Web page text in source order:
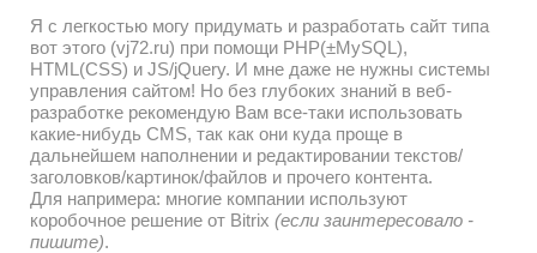
Я с легкостью могу придумать и разработать сайт типа
вот этого (vj72.ru) при помощи PHP(±MySQL),
HTML(CSS) и JS/jQuery. И мне даже не нужны системы
управления сайтом! Но без глубоких знаний в веб-
разработке рекомендую Вам все-таки использовать
какие-нибудь CMS, так как они куда проще в
дальнейшем наполнении и редактировании текстов/
заголовков/картинок/файлов и прочего контента.
Для напримера: многие компании используют
коробочное решение от Bitrix (если заинтересовало -
пишите).